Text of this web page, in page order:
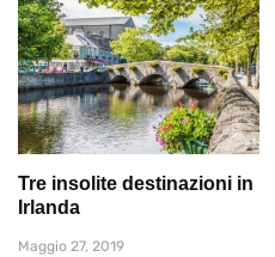
Tre insolite destinazioni in
Irlanda
Maggio 27, 2019